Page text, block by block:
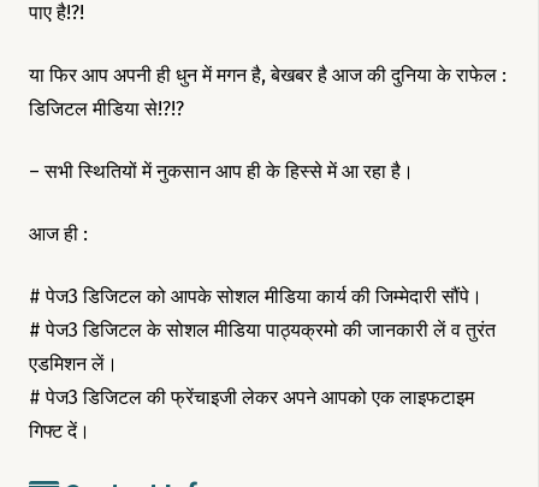
पाए है!?!
या फिर आप अपनी ही धुन में मगन है, बेखबर है आज की दुनिया के राफेल :
डिजिटल मीडिया से!?!?
– सभी स्थितियों में नुकसान आप ही के हिस्से में आ रहा है।
आज ही :
# पेज3 डिजिटल को आपके सोशल मीडिया कार्य की जिम्मेदारी सौंपे।
# पेज3 डिजिटल के सोशल मीडिया पाठ्यक्रमो की जानकारी लें व तुरंत
एडमिशन लें।
# पेज3 डिजिटल की फ्रेंचाइजी लेकर अपने आपको एक लाइफटाइम
गिफ्ट दें।